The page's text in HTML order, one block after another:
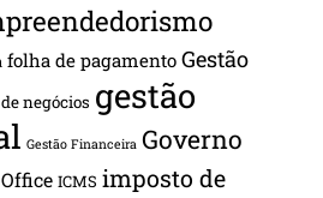
folha de pagamento Gestão
negócios gestão
Gestão Financeira Governo
ICMS imposto de